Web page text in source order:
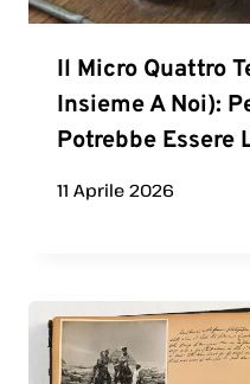
Il Micro Quattro
Insieme A Noi):
Potrebbe Essere
11 Aprile 2026